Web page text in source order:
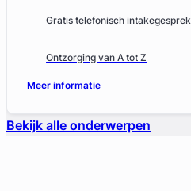
Gratis telefonisch intakegesprek
Ontzorging van A tot Z
Meer informatie
Bekijk alle onderwerpen